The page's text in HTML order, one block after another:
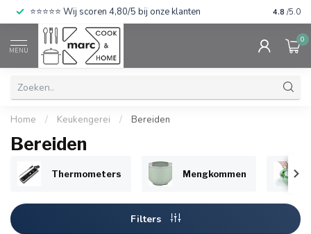
⭐⭐⭐⭐⭐ Wij scoren 4,80/5 bij onze klanten 4.8 /5.0
MENU
0
Home / Keukengerei / Bereiden
Bereiden
Thermometers Mengkommen
Filters